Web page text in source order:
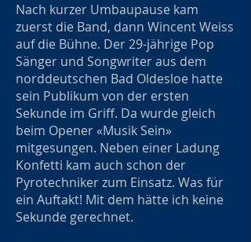
Nach kurzer Umbaupause kam
zuerst die Band, dann Wincent Weiss
auf die Bühne. Der 29-jährige Pop
Sänger und Songwriter aus dem
norddeutschen Bad Oldesloe hatte
sein Publikum von der ersten
Sekunde im Griff. Da wurde gleich
beim Opener «Musik Sein»
mitgesungen. Neben einer Ladung
Konfetti kam auch schon der
Pyrotechniker zum Einsatz. Was für
ein Auftakt! Mit dem hätte ich keine
Sekunde gerechnet.